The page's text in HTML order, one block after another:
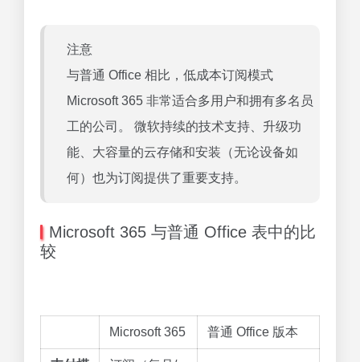
注意
与普通 Office 相比，低成本订阅模式
Microsoft 365 非常适合多用户和拥有多名员
工的公司。 微软持续的技术支持、升级功
能、大容量的云存储和安装（无论设备如
何）也为订阅提供了重要支持。
Microsoft 365 与普通 Office 表中的比
较
Microsoft 365 普通 Office 版本